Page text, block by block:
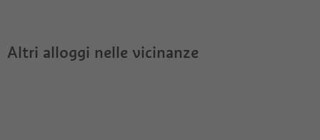
Altri alloggi nelle vicinanze